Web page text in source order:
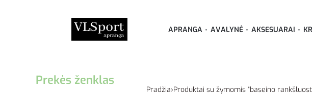
APRANGA AVALYNĖ AKSESUARAI
Prekės ženklas
Pradžia›Produktai su žymomis “baseino